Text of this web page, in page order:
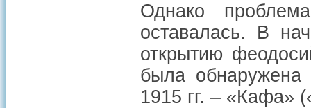
Однако
оставалась. В
открытию
была
1915 гг. – «Кафа»